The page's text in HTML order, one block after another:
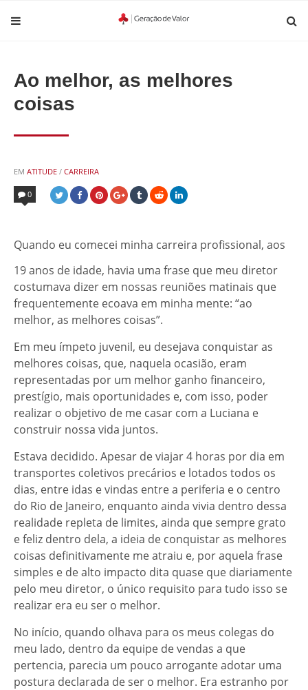
Ao melhor, as melhores
coisas
EM POSTED
IN
ATITUDE / CARREIRA
0
Quando eu comecei minha carreira profissional, aos
19 anos de idade, havia uma frase que meu diretor
costumava dizer em nossas reuniões matinais que
frequentemente ecoava em minha mente: “ao
melhor, as melhores coisas”.
Em meu ímpeto juvenil, eu desejava conquistar as
melhores coisas, que, naquela ocasião, eram
representadas por um melhor ganho financeiro,
prestígio, mais oportunidades e, com isso, poder
realizar o objetivo de me casar com a Luciana e
construir nossa vida juntos.
Estava decidido. Apesar de viajar 4 horas por dia em
transportes coletivos precários e lotados todos os
dias, entre idas e vindas entre a periferia e o centro
do Rio de Janeiro, enquanto ainda vivia dentro dessa
realidade repleta de limites, ainda que sempre grato
e feliz dentro dela, a ideia de conquistar as melhores
coisas definitivamente me atraiu e, por aquela frase
simples e de alto impacto dita quase que diariamente
pelo meu diretor, o único requisito para tudo isso se
realizar era eu ser o melhor.
No início, quando olhava para os meus colegas do
meu lado, dentro da equipe de vendas a que
pertencia, parecia um pouco arrogante adotar uma
postura declarada de ser o melhor. Era estranho por